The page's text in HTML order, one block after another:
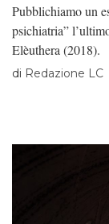
Pubblichiamo un
psichiatria”
Elèuthera (2018).
di Redazione LC